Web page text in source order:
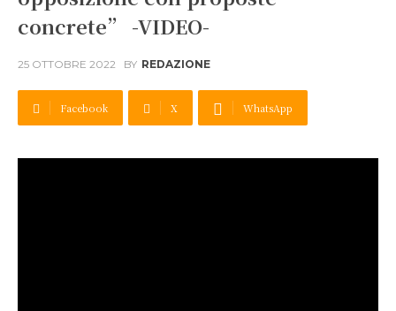
concrete” -VIDEO-
25 OTTOBRE 2022 BY REDAZIONE
Facebook X WhatsApp